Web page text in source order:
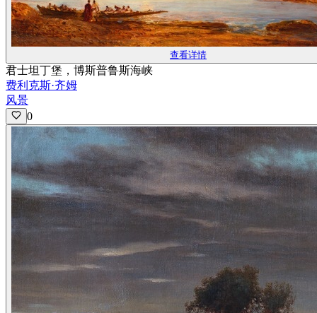
查看详情
君士坦丁堡，博斯普鲁斯海峡
费利克斯·齐姆
风景
0